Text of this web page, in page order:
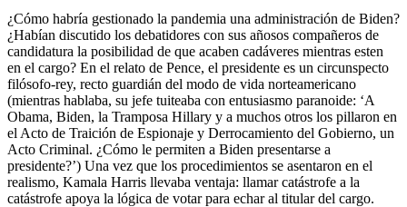
¿Cómo habría gestionado la pandemia una administración de Biden?
¿Habían discutido los debatidores con sus añosos compañeros de
candidatura la posibilidad de que acaben cadáveres mientras esten
en el cargo? En el relato de Pence, el presidente es un circunspecto
filósofo-rey, recto guardián del modo de vida norteamericano
(mientras hablaba, su jefe tuiteaba con entusiasmo paranoide: ‘A
Obama, Biden, la Tramposa Hillary y a muchos otros los pillaron en
el Acto de Traición de Espionaje y Derrocamiento del Gobierno, un
Acto Criminal. ¿Cómo le permiten a Biden presentarse a
presidente?’) Una vez que los procedimientos se asentaron en el
realismo, Kamala Harris llevaba ventaja: llamar catástrofe a la
catástrofe apoya la lógica de votar para echar al titular del cargo.